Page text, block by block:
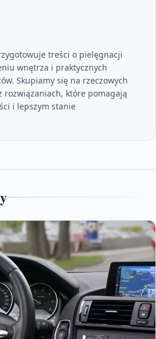
treści o pielęgnacji
wnętrza i praktycznych
Skupiamy się na rzeczowych
rozwiązaniach, które pomagają
i lepszym stanie